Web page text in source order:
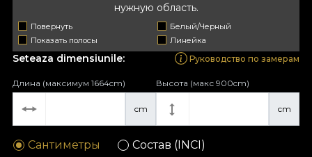
нужную область.
Повернуть
Белый/Черный
Показать полосы
Линейка
Seteaza dimensiunile: Руководство по замерам
cm
Длина (максимум 1664cm)
cm
Высота (макс 900cm)
Сантиметры Состав (INCI)